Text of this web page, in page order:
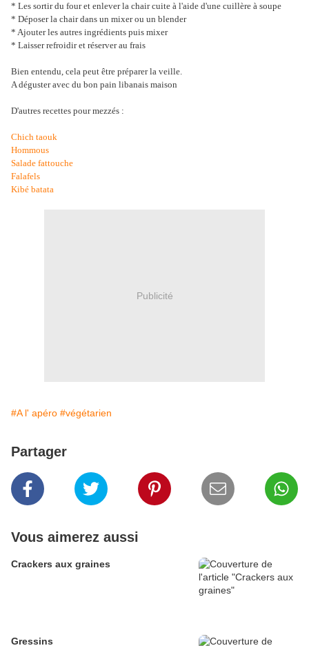
* Les sortir du four et enlever la chair cuite à l'aide d'une cuillère à soupe
* Déposer la chair dans un mixer ou un blender
* Ajouter les autres ingrédients puis mixer
* Laisser refroidir et réserver au frais
Bien entendu, cela peut être préparer la veille.
A déguster avec du bon pain libanais maison
D'autres recettes pour mezzés :
Chich taouk
Hommous
Salade fattouche
Falafels
Kibé batata
Publicité
#A l' apéro #végétarien
Partager
Vous aimerez aussi
Crackers aux graines
Gressins